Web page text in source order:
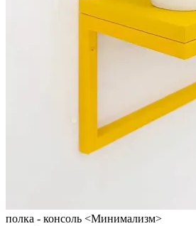
полка - консоль <Минимализм>